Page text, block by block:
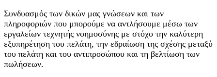
Συνδυασμός των δικών μας γνώσεων και των
πληροφοριών που μπορούμε να αντλήσουμε μέσω των
εργαλείων τεχνητής νοημοσύνης με στόχο την καλύτερη
εξυπηρέτηση του πελάτη, την εδραίωση της σχέσης μεταξύ
του πελάτη και του αντιπροσώπου και τη βελτίωση των
πωλήσεων.